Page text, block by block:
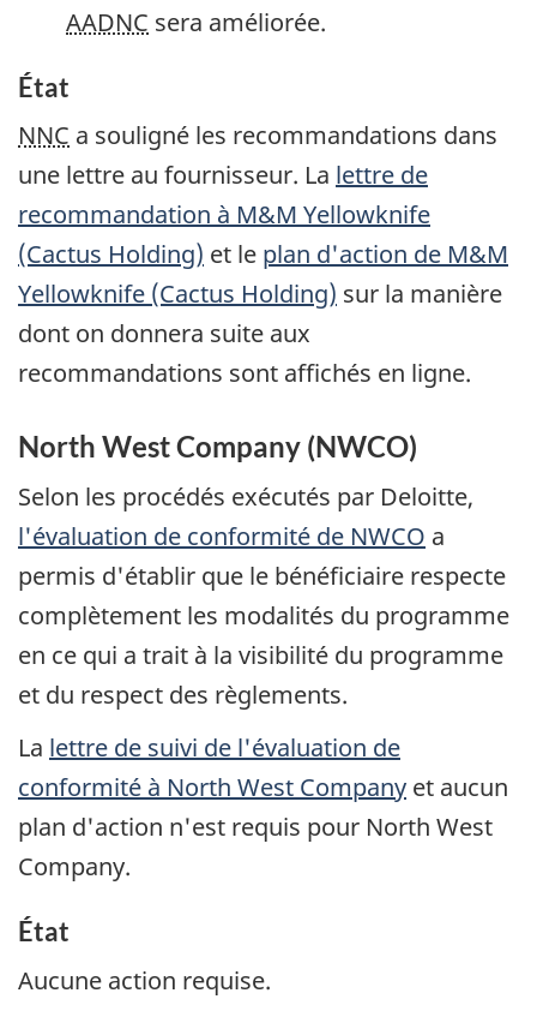
AADNC sera améliorée.
État
NNC a souligné les recommandations dans
une lettre au fournisseur. La lettre de
recommandation à M&M Yellowknife
(Cactus Holding) et le plan d'action de M&M
Yellowknife (Cactus Holding) sur la manière
dont on donnera suite aux
recommandations sont affichés en ligne.
North West Company (NWCO)
Selon les procédés exécutés par Deloitte,
l'évaluation de conformité de NWCO a
permis d'établir que le bénéficiaire respecte
complètement les modalités du programme
en ce qui a trait à la visibilité du programme
et du respect des règlements.
La lettre de suivi de l'évaluation de
conformité à North West Company et aucun
plan d'action n'est requis pour North West
Company.
État
Aucune action requise.